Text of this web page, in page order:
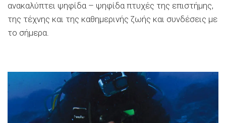
ανακαλύπτει ψηφίδα – ψηφίδα πτυχές της επιστήμης,
της τέχνης και της καθημερινής ζωής και συνδέσεις με
το σήμερα.